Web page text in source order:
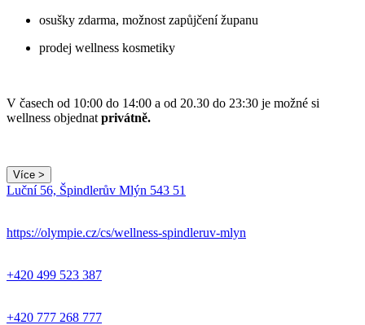
osušky zdarma, možnost zapůjčení županu
prodej wellness kosmetiky
V časech od 10:00 do 14:00 a od 20.30 do 23:30 je možné si
wellness objednat privátně.
Více >
−
Luční 56, Špindlerův Mlýn 543 51
https://olympie.cz/cs/wellness-spindleruv-mlyn
+420 499 523 387
+420 777 268 777